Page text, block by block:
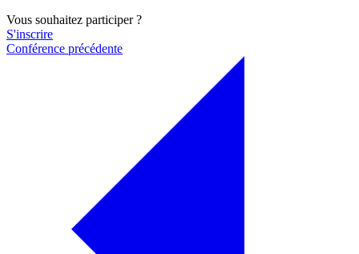
Vous souhaitez participer ?
S'inscrire
Conférence précédente